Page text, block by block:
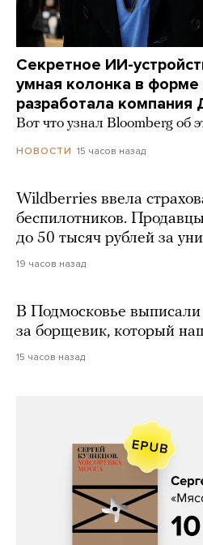
Секретное ИИ-
умная колонка в форме
разработала
Вот что узнал Bloomberg об
НОВОСТИ 15 часов назад
Wildberries ввела
беспилотников.
до 50 тысяч рублей за
19 часов назад
В Подмосковье
за борщевик, который
15 часов назад